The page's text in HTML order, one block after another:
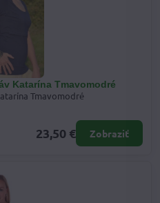
Katarína Tmavomodré
Tmavomodré
23,50 € Zobraziť